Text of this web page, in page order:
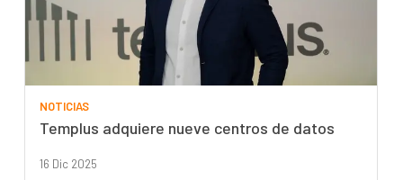
NOTICIAS
Templus adquiere nueve centros de datos
16 Dic 2025